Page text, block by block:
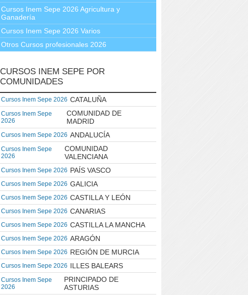
Cursos Inem Sepe 2026 Agricultura y
Ganadería
Cursos Inem Sepe 2026 Varios
Otros Cursos profesionales 2026
CURSOS INEM SEPE POR
COMUNIDADES
Cursos Inem Sepe 2026 CATALUÑA
Cursos Inem Sepe
2026
COMUNIDAD DE
MADRID
Cursos Inem Sepe 2026 ANDALUCÍA
Cursos Inem Sepe
2026
COMUNIDAD
VALENCIANA
Cursos Inem Sepe 2026 PAÍS VASCO
Cursos Inem Sepe 2026 GALICIA
Cursos Inem Sepe 2026 CASTILLA Y LEÓN
Cursos Inem Sepe 2026 CANARIAS
Cursos Inem Sepe 2026 CASTILLA LA MANCHA
Cursos Inem Sepe 2026 ARAGÓN
Cursos Inem Sepe 2026 REGIÓN DE MURCIA
Cursos Inem Sepe 2026 ILLES BALEARS
Cursos Inem Sepe
2026
PRINCIPADO DE
ASTURIAS